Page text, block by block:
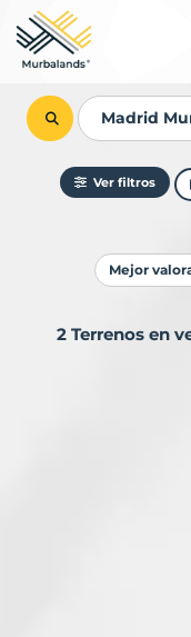
Ver filtros
Ordenar
Mejor
2 Terrenos en